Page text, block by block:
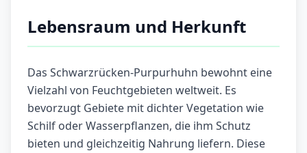
Lebensraum und Herkunft
Das Schwarzrücken-Purpurhuhn bewohnt eine
Vielzahl von Feuchtgebieten weltweit. Es
bevorzugt Gebiete mit dichter Vegetation wie
Schilf oder Wasserpflanzen, die ihm Schutz
bieten und gleichzeitig Nahrung liefern. Diese